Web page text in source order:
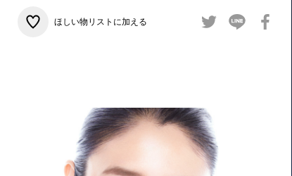
ほしい物リストに加える